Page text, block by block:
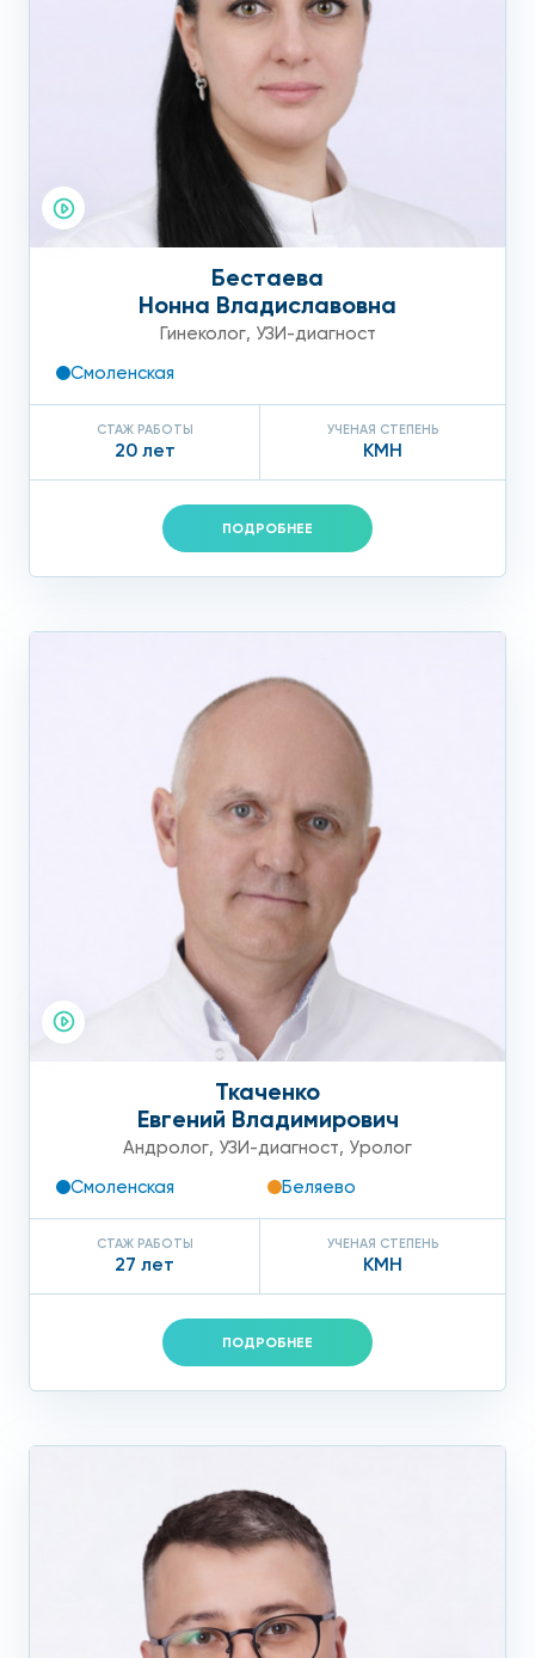
Бестаева
Нонна Владиславовна
Гинеколог, УЗИ-диагност
Смоленская
СТАЖ РАБОТЫ
20 лет
УЧЕНАЯ СТЕПЕНЬ
КМН
ПОДРОБНЕЕ
Ткаченко
Евгений Владимирович
Андролог, УЗИ-диагност, Уролог
Смоленская
Беляево
СТАЖ РАБОТЫ
27 лет
УЧЕНАЯ СТЕПЕНЬ
КМН
ПОДРОБНЕЕ